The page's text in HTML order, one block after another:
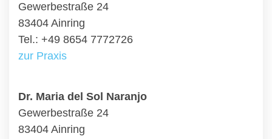
Gewerbestraße 24
83404 Ainring
Tel.: +49 8654 7772726
zur Praxis
Dr. Maria del Sol Naranjo
Gewerbestraße 24
83404 Ainring